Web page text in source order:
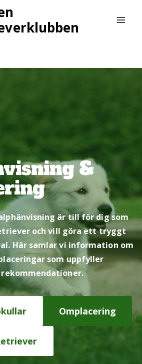
&
är till för dig som
och vill göra ett tryggt
Här samlar vi information om
som uppfyller
rekommendationer.
Omplacering